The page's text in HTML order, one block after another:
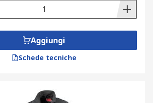
pile e giacche impermeabili
più miti. Per ambienti più
modelli per impieghi
includono giacche
più spesse, bomber, giacche
impermeabili e antivento.
disponibili in molte misure da
Aggiungi
Schede tecniche